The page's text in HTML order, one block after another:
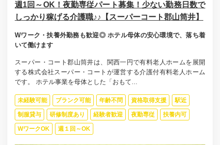
週1回～OK！夜勤専従パート募集！少ない勤務日数で
しっかり稼げる介護職♪♪【スーパーコート郡山筒井】
Wワーク・扶養外勤務も歓迎◎ ホテル母体の安心環境で、落ち着
いて働けます
スーパー・コート郡山筒井は、関西一円で有料老人ホームを展開
する株式会社スーパー・コートが運営する介護付有料老人ホーム
です。 ホテル事業を母体とした「おもて...
未経験可能 ブランク可能 年齢不問 資格取得支援 駅近
制服貸与 研修制度あり 経験者歓迎 夜勤専従 扶養内可
WワークOK 週１回～OK